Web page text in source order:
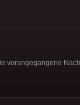
vorangegangene